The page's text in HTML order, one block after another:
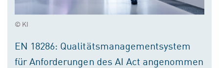
© KI
EN 18286: Qualitätsmanagementsystem
für Anforderungen des AI Act angenommen